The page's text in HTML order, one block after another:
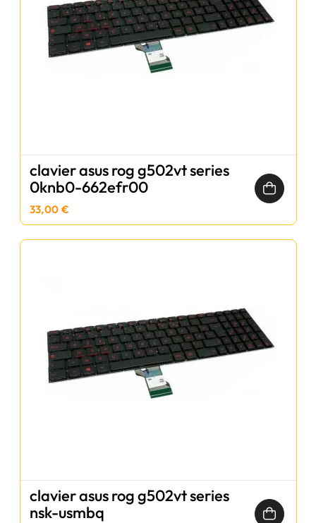
clavier asus rog g502vt series
0knb0-662efr00
33,00 €
clavier asus rog g502vt series
nsk-usmbq